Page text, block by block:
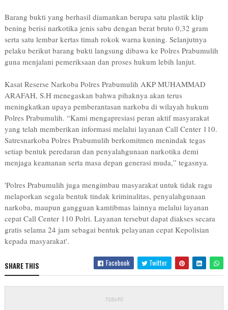
Barang bukti yang berhasil diamankan berupa satu plastik klip
bening berisi narkotika jenis sabu dengan berat bruto 0,32 gram
serta satu lembar kertas timah rokok warna kuning. Selanjutnya
pelaku berikut barang bukti langsung dibawa ke Polres Prabumulih
guna menjalani pemeriksaan dan proses hukum lebih lanjut.
Kasat Reserse Narkoba Polres Prabumulih AKP MUHAMMAD
ARAFAH, S.H menegaskan bahwa pihaknya akan terus
meningkatkan upaya pemberantasan narkoba di wilayah hukum
Polres Prabumulih. “Kami mengapresiasi peran aktif masyarakat
yang telah memberikan informasi melalui layanan Call Center 110.
Satresnarkoba Polres Prabumulih berkomitmen menindak tegas
setiap bentuk peredaran dan penyalahgunaan narkotika demi
menjaga keamanan serta masa depan generasi muda,” tegasnya.
'Polres Prabumulih juga mengimbau masyarakat untuk tidak ragu
melaporkan segala bentuk tindak kriminalitas, penyalahgunaan
narkoba, maupun gangguan kamtibmas lainnya melalui layanan
cepat Call Center 110 Polri. Layanan tersebut dapat diakses secara
gratis selama 24 jam sebagai bentuk pelayanan cepat Kepolisian
kepada masyarakat'.
SHARE THIS Facebook Twitter